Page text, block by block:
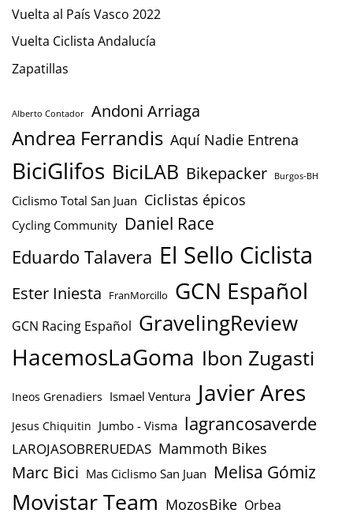
Vuelta al País Vasco 2022
Vuelta Ciclista Andalucía
Zapatillas
Alberto Contador Andoni Arriaga
Andrea Ferrandis Aquí Nadie Entrena
BiciGlifos BiciLAB Bikepacker Burgos-BH
Ciclismo Total San Juan Ciclistas épicos
Cycling Community Daniel Race
Eduardo Talavera El Sello Ciclista
Ester Iniesta FranMorcillo GCN Español
GCN Racing Español GravelingReview
HacemosLaGoma Ibon Zugasti
Ineos Grenadiers Ismael Ventura Javier Ares
Jesus Chiquitin Jumbo - Visma lagrancosaverde
LAROJASOBRERUEDAS Mammoth Bikes
Marc Bici Mas Ciclismo San Juan Melisa Gómiz
Movistar Team MozosBike Orbea